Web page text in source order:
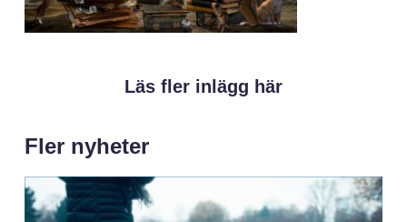
Läs fler inlägg här
Fler nyheter